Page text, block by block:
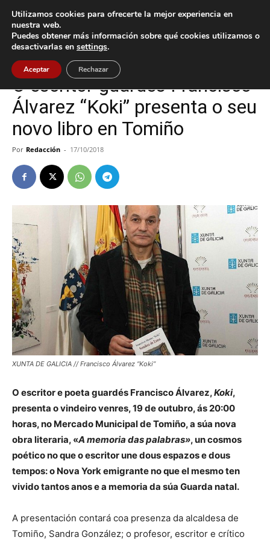
Inicio A Guarda
A Guarda Cultura / Ocio Tomiño
O escritor guardés Francisco
Álvarez “Koki” presenta o seu
novo libro en Tomiño
Por Redacción - 17/10/2018
XUNTA DE GALICIA // Francisco Álvarez “Koki”
O escritor e poeta guardés Francisco Álvarez,Koki,
presenta o vindeiro venres, 19 de outubro, ás 20:00
horas, no Mercado Municipal de Tomiño, a súa nova
obra literaria, «A memoria das palabras», un cosmos
poético no que o escritor une dous espazos e dous
tempos: o Nova York emigrante no que el mesmo ten
vivido tantos anos e a memoria da súa Guarda natal.
A presentación contará coa presenza da alcaldesa de
Tomiño, Sandra González; o profesor, escritor e crítico
Utilizamos cookies para ofrecerte la mejor experiencia en
nuestra web.
Puedes obtener más información sobre qué cookies utilizamos o
desactivarlas en settings.
Aceptar Rechazar